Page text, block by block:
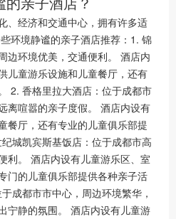
、经济和交通中心，拥有许多适
环境静谧的亲子酒店推荐：1. 锦
边环境优美，交通便利。 酒店内
儿童游乐设施和儿童餐厅，还有
2. 香格里拉大酒店：位于成都市
离喧嚣的亲子度假。 酒店内设有
餐厅，还有专业的儿童俱乐部提
城凯宾斯基饭店：位于成都市高
利。 酒店内设有儿童游乐区、室
门的儿童俱乐部提供各种亲子活
成都市市中心，周边环境繁华，
宁静的氛围。 酒店内设有儿童游